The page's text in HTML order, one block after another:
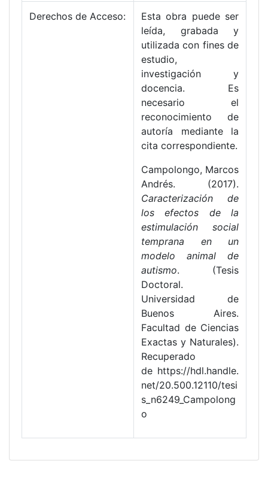
Derechos de Acceso:
Esta obra puede ser
leída, grabada y
utilizada con fines de
estudio,
investigación y
docencia. Es
necesario el
reconocimiento de
autoría mediante la
cita correspondiente.
Campolongo, Marcos
Andrés. (2017).
Caracterización de
los efectos de la
estimulación social
temprana en un
modelo animal de
autismo. (Tesis
Doctoral.
Universidad de
Buenos Aires.
Facultad de Ciencias
Exactas y Naturales).
Recuperado
de https://hdl.handle.
net/20.500.12110/tesi
s_n6249_Campolong
o